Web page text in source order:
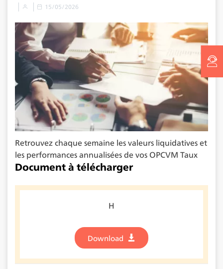
15/05/2026
Retrouvez chaque semaine les valeurs liquidatives et
les performances annualisées de vos OPCVM Taux
Document à télécharger
H
Download